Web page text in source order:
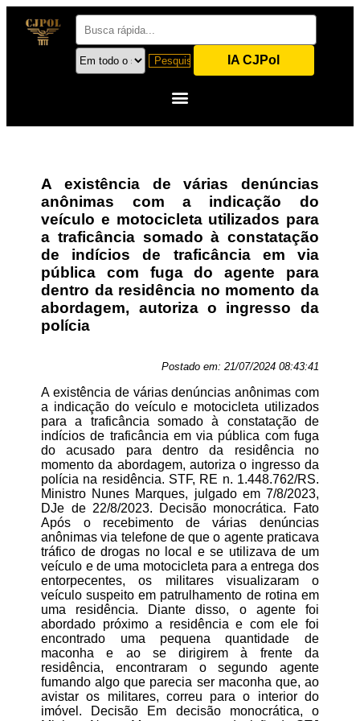
IA CJPol
A existência de várias denúncias
anônimas com a indicação do
veículo e motocicleta utilizados para
a traficância somado à constatação
de indícios de traficância em via
pública com fuga do agente para
dentro da residência no momento da
abordagem, autoriza o ingresso da
polícia
Postado em: 21/07/2024 08:43:41
A existência de várias denúncias anônimas com
a indicação do veículo e motocicleta utilizados
para a traficância somado à constatação de
indícios de traficância em via pública com fuga
do acusado para dentro da residência no
momento da abordagem, autoriza o ingresso da
polícia na residência. STF, RE n. 1.448.762/RS.
Ministro Nunes Marques, julgado em 7/8/2023,
DJe de 22/8/2023. Decisão monocrática. Fato
Após o recebimento de várias denúncias
anônimas via telefone de que o agente praticava
tráfico de drogas no local e se utilizava de um
veículo e de uma motocicleta para a entrega dos
entorpecentes, os militares visualizaram o
veículo suspeito em patrulhamento de rotina em
uma residência. Diante disso, o agente foi
abordado próximo a residência e com ele foi
encontrado uma pequena quantidade de
maconha e ao se dirigirem à frente da
residência, encontraram o segundo agente
fumando algo que parecia ser maconha que, ao
avistar os militares, correu para o interior do
imóvel. Decisão Em decisão monocrática, o